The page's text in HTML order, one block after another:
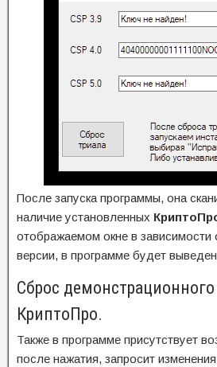
После запуска программы, она
наличие установленных
отображаемом окне в зависимости
версии, в программе будет
Сброс
КриптоПро.
Также в программе присутствует
после нажатия, запросит